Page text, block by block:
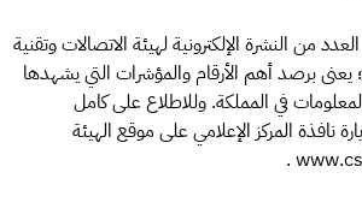
من النشرة الإلكترونية لهيئة الاتصالات وتقنية
يعنى برصد أهم الأرقام والمؤشرات التي يشهدها
في المملكة. وللاطلاع على كامل
نافذة المركز الإعلامي على موقع الهيئة